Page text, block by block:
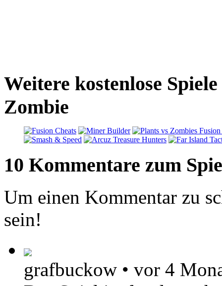
Weitere kostenlose
Zombie
10 Kommentare zum
Um einen Kommentar zu
sein!
grafbuckow • vor 4